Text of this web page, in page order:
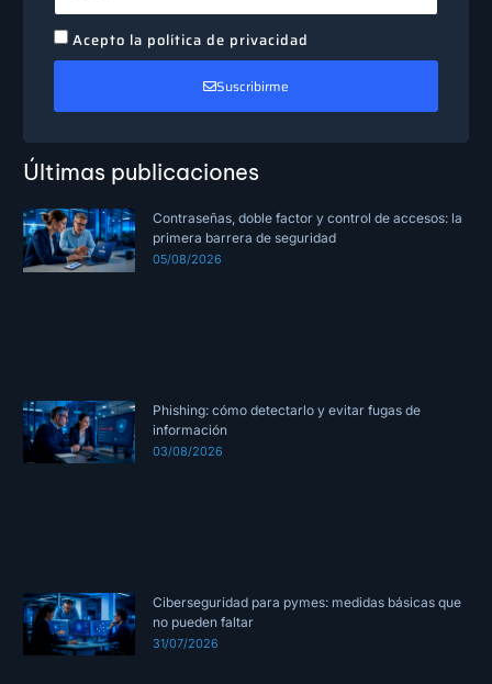
Acepto la política de privacidad
Suscribirme
Últimas publicaciones
Contraseñas, doble factor y control de accesos: la
primera barrera de seguridad
05/08/2026
Phishing: cómo detectarlo y evitar fugas de
información
03/08/2026
Ciberseguridad para pymes: medidas básicas que
no pueden faltar
31/07/2026